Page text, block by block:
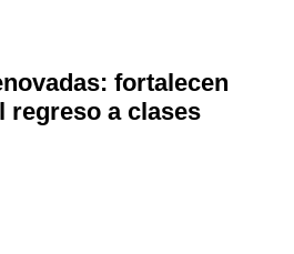
fortalecen
regreso a clases